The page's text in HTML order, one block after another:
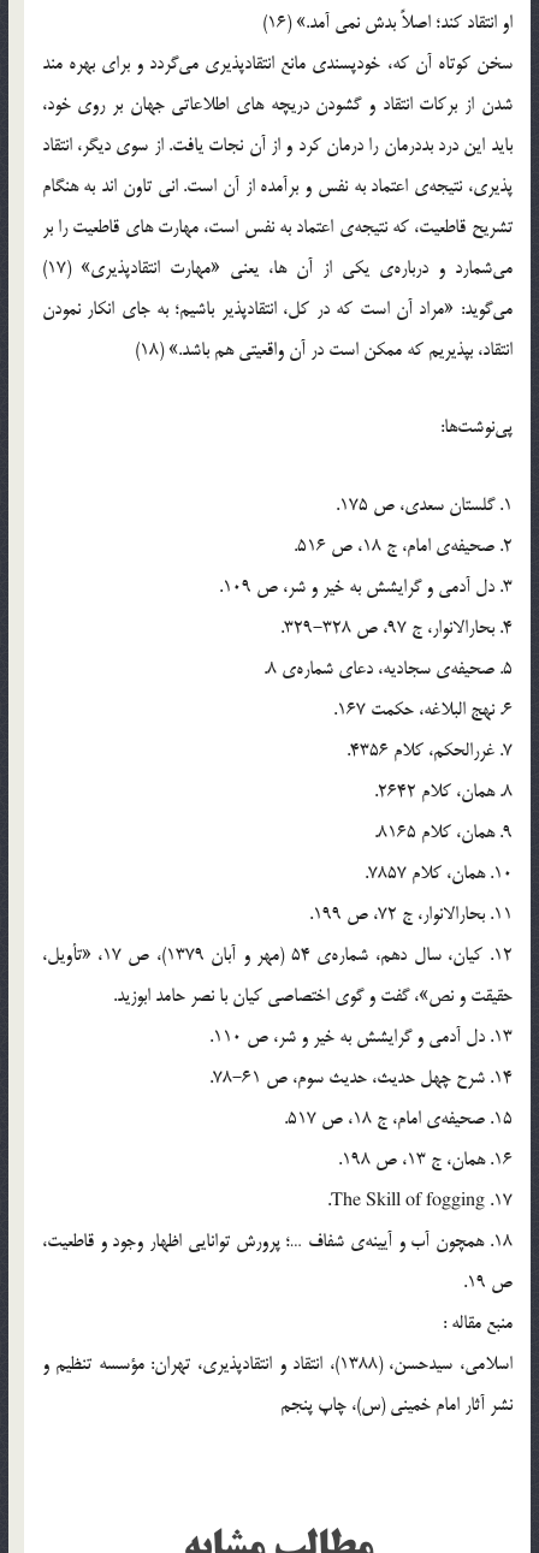
او انتقاد کند؛ اصلاً بدش نمی آمد.» (16)
سخن کوتاه آن که، خودپسندی مانع انتقادپذیری می‌گردد و برای بهره مند
شدن از برکات انتقاد و گشودن دریچه های اطلاعاتی جهان بر روی خود،
باید این درد بددرمان را درمان کرد و از آن نجات یافت. از سوی دیگر، انتقاد
پذیری، نتیجه‌ی اعتماد به نفس و برآمده از آن است. انی تاون اند به هنگام
تشریح قاطعیت، که نتیجه‌ی اعتماد به نفس است، مهارت های قاطعیت را بر
می‌شمارد و درباره‌ی یکی از آن ها، یعنی «مهارت انتقادپذیری» (17)
می‌گوید: «مراد آن است که در کل، انتقادپذیر باشیم؛ به جای انکار نمودن
انتقاد، بپذیریم که ممکن است در آن واقعیتی هم باشد.» (18)
پی‌نوشت‌ها:
1. گلستان سعدی، ص 175.
2. صحیفه‌ی امام، ج 18، ص 516.
3. دل آدمی و گرایشش به خیر و شر، ص 109.
4. بحارالانوار، ج 97، ص 328-329.
5. صحیفه‌ی سجادیه، دعای شماره‌ی 8.
6. نهج البلاغه، حکمت 167.
7. غررالحکم، کلام 4356.
8. همان، کلام 2642.
9. همان، کلام 8165.
10. همان، کلام 7857.
11. بحارالانوار، ج 72، ص 199.
12. کیان، سال دهم، شماره‌ی 54 (مهر و آبان 1379)، ص 17، «تأویل،
حقیقت و نص»، گفت و گوی اختصاصی کیان با نصر حامد ابوزید.
13. دل آدمی و گرایشش به خیر و شر، ص 110.
14. شرح چهل حدیث، حدیث سوم، ص 61-78.
15. صحیفه‌ی امام، ج 18، ص 517.
16. همان، ج 13، ص 198.
17. The Skill of fogging.
18. همچون آب و آیینه‌ی شفاف …؛ پرورش توانایی اظهار وجود و قاطعیت،
ص 19.
منبع مقاله :
اسلامی، سیدحسن، (1388)، انتقاد و انتقادپذیری، تهران: مؤسسه تنظیم و
نشر آثار امام خمینی (س)، چاپ پنجم